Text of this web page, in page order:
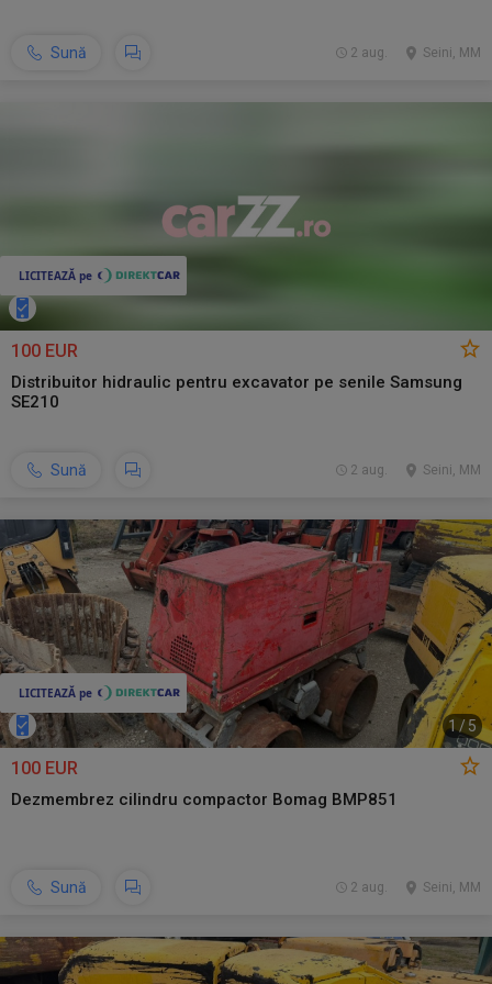
Sună Seini, MM
2 aug.
100 EUR
Distribuitor hidraulic pentru excavator pe senile Samsung
SE210
Sună Seini, MM
2 aug.
1 / 5
100 EUR
Dezmembrez cilindru compactor Bomag BMP851
Sună Seini, MM
2 aug.